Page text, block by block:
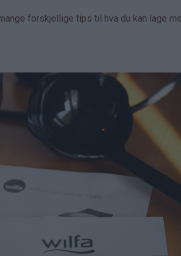
forskjellige tips til hva du kan lage